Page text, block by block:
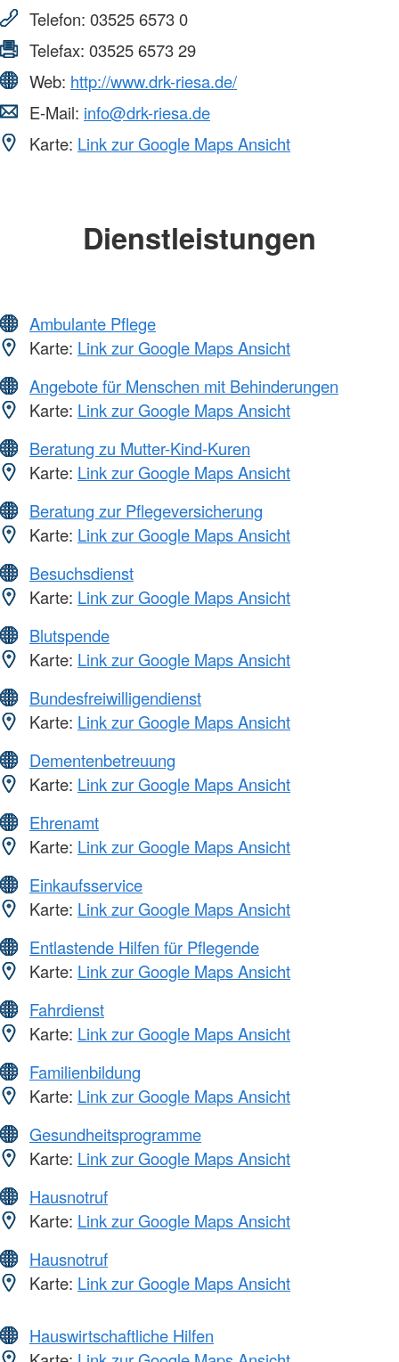
Telefon: 03525 6573 0
Telefax: 03525 6573 29
Web: http://www.drk-riesa.de/
E-Mail: info@drk-riesa.de
Karte: Link zur Google Maps Ansicht
Dienstleistungen
Ambulante Pflege
Karte: Link zur Google Maps Ansicht
Angebote für Menschen mit Behinderungen
Karte: Link zur Google Maps Ansicht
Beratung zu Mutter-Kind-Kuren
Karte: Link zur Google Maps Ansicht
Beratung zur Pflegeversicherung
Karte: Link zur Google Maps Ansicht
Besuchsdienst
Karte: Link zur Google Maps Ansicht
Blutspende
Karte: Link zur Google Maps Ansicht
Bundesfreiwilligendienst
Karte: Link zur Google Maps Ansicht
Dementenbetreuung
Karte: Link zur Google Maps Ansicht
Ehrenamt
Karte: Link zur Google Maps Ansicht
Einkaufsservice
Karte: Link zur Google Maps Ansicht
Entlastende Hilfen für Pflegende
Karte: Link zur Google Maps Ansicht
Fahrdienst
Karte: Link zur Google Maps Ansicht
Familienbildung
Karte: Link zur Google Maps Ansicht
Gesundheitsprogramme
Karte: Link zur Google Maps Ansicht
Hausnotruf
Karte: Link zur Google Maps Ansicht
Hausnotruf
Karte: Link zur Google Maps Ansicht
Hauswirtschaftliche Hilfen